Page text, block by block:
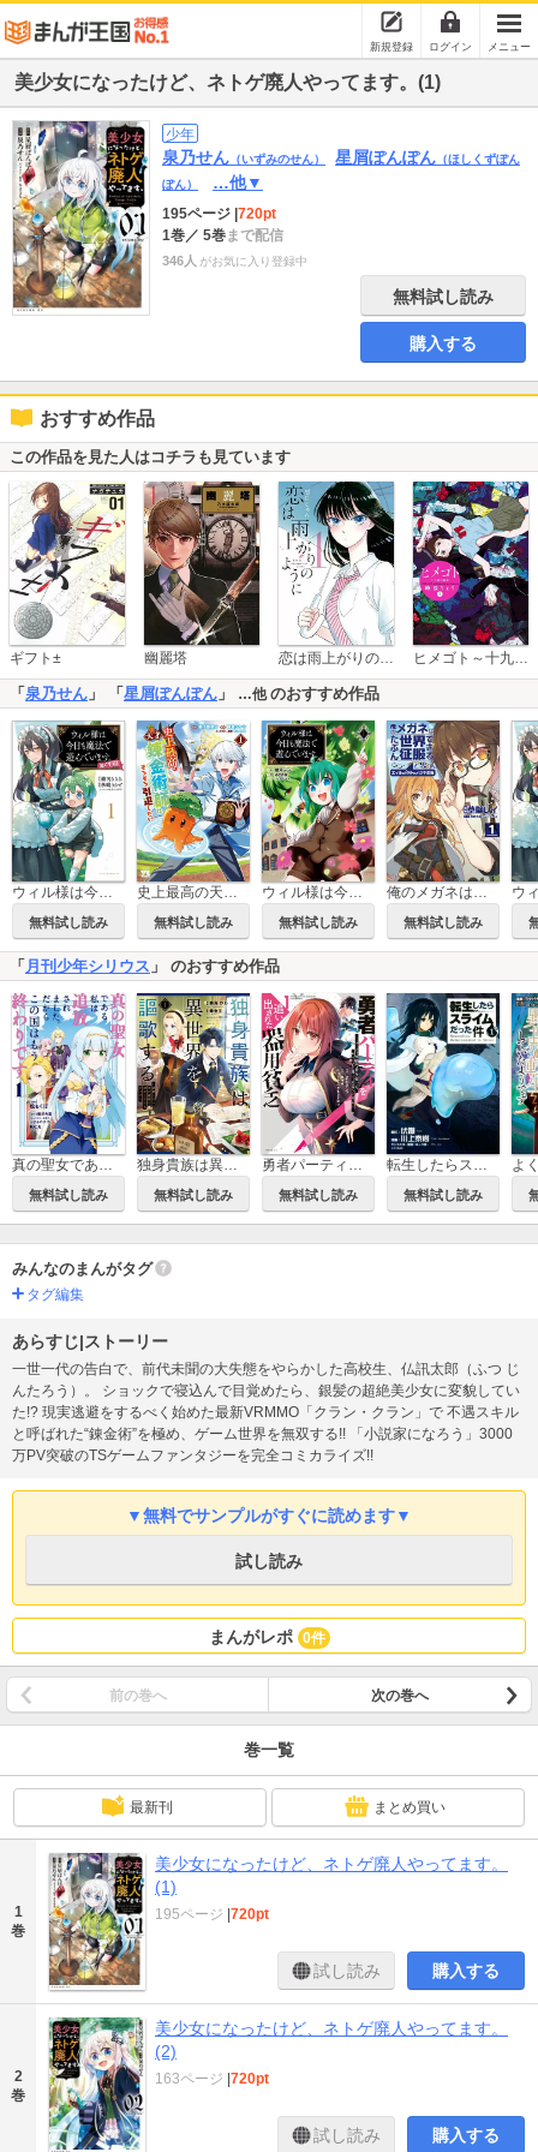
新規登録 ログイン メニュー
美少女になったけど、ネトゲ廃人やってます。(1)
少年
泉乃せん （いずみのせん） 星屑ぽんぽん （ほしくずぽん
ぽん）
…他▼
195ページ 720pt
1巻／ 5巻まで配信
346人 がお気に入り登録中
無料試し読み
購入する
おすすめ作品
この作品を見た人はコチラも見ています
ギフト± 幽麗塔 恋は雨上がりのように ヒメゴト～十九歳の制服～
「 泉乃せん 」 「 星屑ぽんぽん 」 …他のおすすめ作品
ウィル様は今日も魔法で遊んでいます。ねくすと！（ポルカコミックス）
無料試し読み
史上最高の天才錬金術師はそろそろ引退したい【電子単行本】
無料試し読み 無料試し読み
俺のメガネはたぶん世界征服できると思う。エイルの奇妙なメガネ生活
無料試し読み
「 月刊少年シリウス 」 のおすすめ作品
真の聖女である私は追放されました。だからこの国はもう終わりです
無料試し読み
独身貴族は異世界を謳歌する ～結婚しない男の優雅なおひとりさまライフ～
無料試し読み
勇者パーティを追い出された器用貧乏 ～パーティ事情で付与術士をやっていた剣士、万能へと至る～
無料試し読み 無料試し読み
みんなのまんがタグ
タグ編集
あらすじ|ストーリー
一世一代の告白で、前代未聞の大失態をやらかした高校生、仏訊太郎（ふつ じ
んたろう）。 ショックで寝込んで目覚めたら、銀髪の超絶美少女に変貌してい
た!? 現実逃避をするべく始めた最新VRMMO「クラン・クラン」で 不遇スキル
と呼ばれた“錬金術”を極め、ゲーム世界を無双する!! 「小説家になろう」3000
万PV突破のTSゲームファンタジーを完全コミカライズ!!
▼無料でサンプルがすぐに読めます▼
試し読み
まんがレポ 0件
前の巻へ 次の巻へ
巻一覧
最新刊 まとめ買い
1
巻
美少女になったけど、ネトゲ廃人やってます。
(1)
195ページ 720pt
試し読み 購入する
2
巻
美少女になったけど、ネトゲ廃人やってます。
(2)
163ページ 720pt
試し読み 購入する